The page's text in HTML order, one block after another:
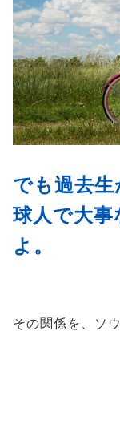
でも過去
球人で大事
よ。
その関係を、ソ